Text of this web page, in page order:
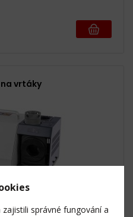
vrtáky
správné fungování a